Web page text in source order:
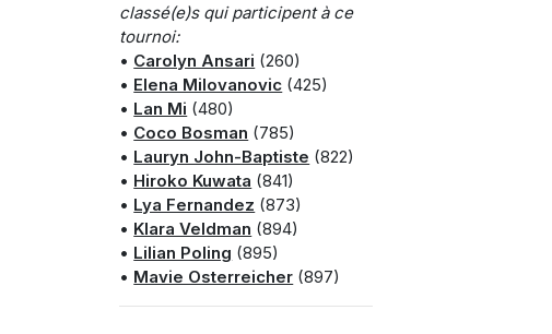
classé(e)s qui participent à ce
tournoi:
• Carolyn Ansari (260)
• Elena Milovanovic (425)
• Lan Mi (480)
• Coco Bosman (785)
• Lauryn John-Baptiste (822)
• Hiroko Kuwata (841)
• Lya Fernandez (873)
• Klara Veldman (894)
• Lilian Poling (895)
• Mavie Osterreicher (897)